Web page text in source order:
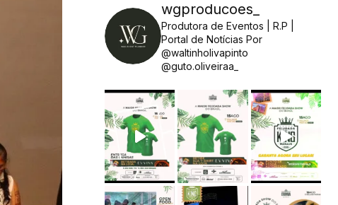
wgproducoes_
Produtora de Eventos | R.P |
Portal de Notícias Por
@waltinholivapinto
@guto.oliveiraa_